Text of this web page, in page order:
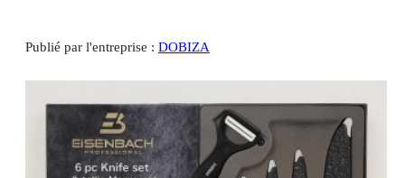
Publié par l'entreprise : DOBIZA